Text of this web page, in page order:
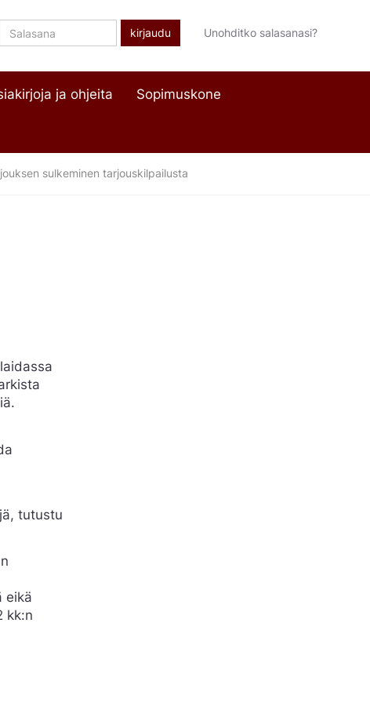
Salasana Unohditko salasanasi?
ja ohjeita Sopimuskone
sulkeminen tarjouskilpailusta
tutustu
eikä
kk:n